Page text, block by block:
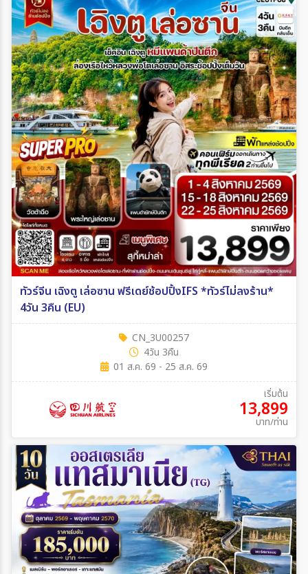
ทัวร์จีน เฉิงตู เล่อซาน ฟรีเดย์ช้อปปิ้งIFS *ทัวร์ไม่ลงร้าน*
4วัน 3คืน (EU)
CN_3U00257
4วัน 3คืน
01 ส.ค. 69 - 25 ส.ค. 69
เริ่มต้น
13,899
บาท/ท่าน